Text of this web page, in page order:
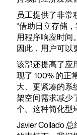
员工提供了非常
“借助日立存储
用程序响应时间
因此，用户可以
该部还提高了应
现了 100% 的正
大、更紧凑的系
架空间需求减
个。这种简化型
Javier Collado